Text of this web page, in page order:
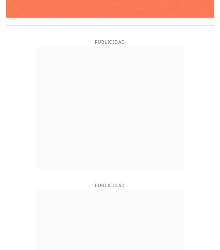
PUBLICIDAD
PUBLICIDAD